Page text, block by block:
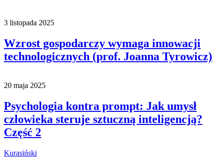
3 listopada 2025
Wzrost gospodarczy wymaga innowacji
technologicznych (prof. Joanna Tyrowicz)
20 maja 2025
Psychologia kontra prompt: Jak umysł
człowieka steruje sztuczną inteligencją?
Część 2
Kurasiński